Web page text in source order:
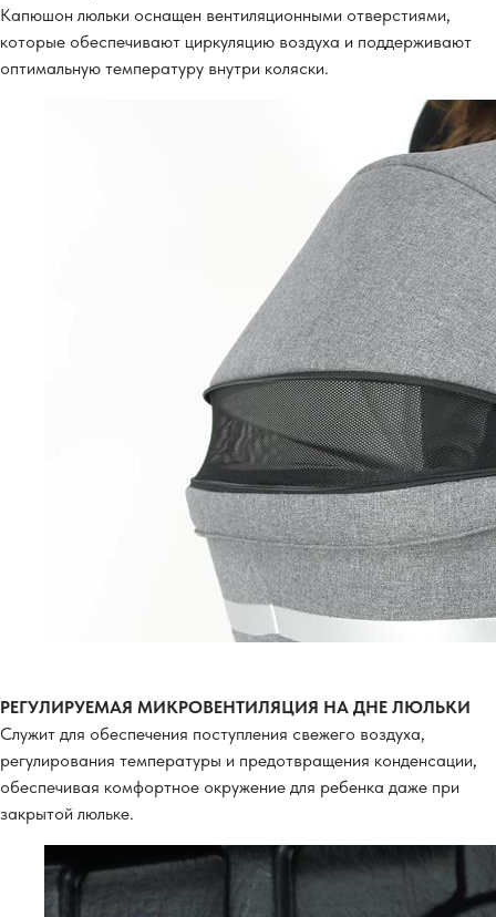
Капюшон люльки оснащен вентиляционными отверстиями,
которые обеспечивают циркуляцию воздуха и поддерживают
оптимальную температуру внутри коляски.
РЕГУЛИРУЕМАЯ МИКРОВЕНТИЛЯЦИЯ НА ДНЕ ЛЮЛЬКИ
Служит для обеспечения поступления свежего воздуха,
регулирования температуры и предотвращения конденсации,
обеспечивая комфортное окружение для ребенка даже при
закрытой люльке.